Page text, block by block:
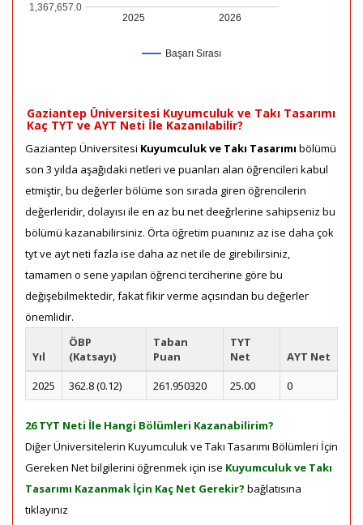
Başarı Sırası
2025 2026
1,367,657.0
Gaziantep Üniversitesi Kuyumculuk ve Takı Tasarımı
Kaç TYT ve AYT Neti İle Kazanılabilir?
Gaziantep Üniversitesi Kuyumculuk ve Takı Tasarımı bölümü
son 3 yılda aşağıdaki netleri ve puanları alan öğrencileri kabul
etmiştir, bu değerler bölüme son sırada giren öğrencilerin
değerleridir, dolayısı ile en az bu net deeğrlerine sahipseniz bu
bölümü kazanabilirsiniz. Örta öğretim puanınız az ise daha çok
tyt ve ayt neti fazla ise daha az net ile de girebilirsiniz,
tamamen o sene yapılan öğrenci terciherine göre bu
değişebilmektedir, fakat fikir verme açısından bu değerler
önemlidir.
Yıl
ÖBP
(Katsayı)
Taban
Puan
TYT
Net
AYT Net
2025
362.8 (0.12) 261.950320 25.00 0
26 TYT Neti İle Hangi Bölümleri Kazanabilirim?
Diğer Üniversitelerin Kuyumculuk ve Takı Tasarımı Bölümleri İçin
Gereken Net bilgilerini öğrenmek için ise Kuyumculuk ve Takı
Tasarımı Kazanmak İçin Kaç Net Gerekir? bağlatısına
tıklayınız